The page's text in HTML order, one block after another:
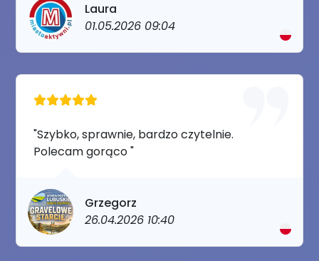
Laura
01.05.2026 09:04
"Szybko, sprawnie, bardzo czytelnie.
Polecam gorąco "
Grzegorz
26.04.2026 10:40